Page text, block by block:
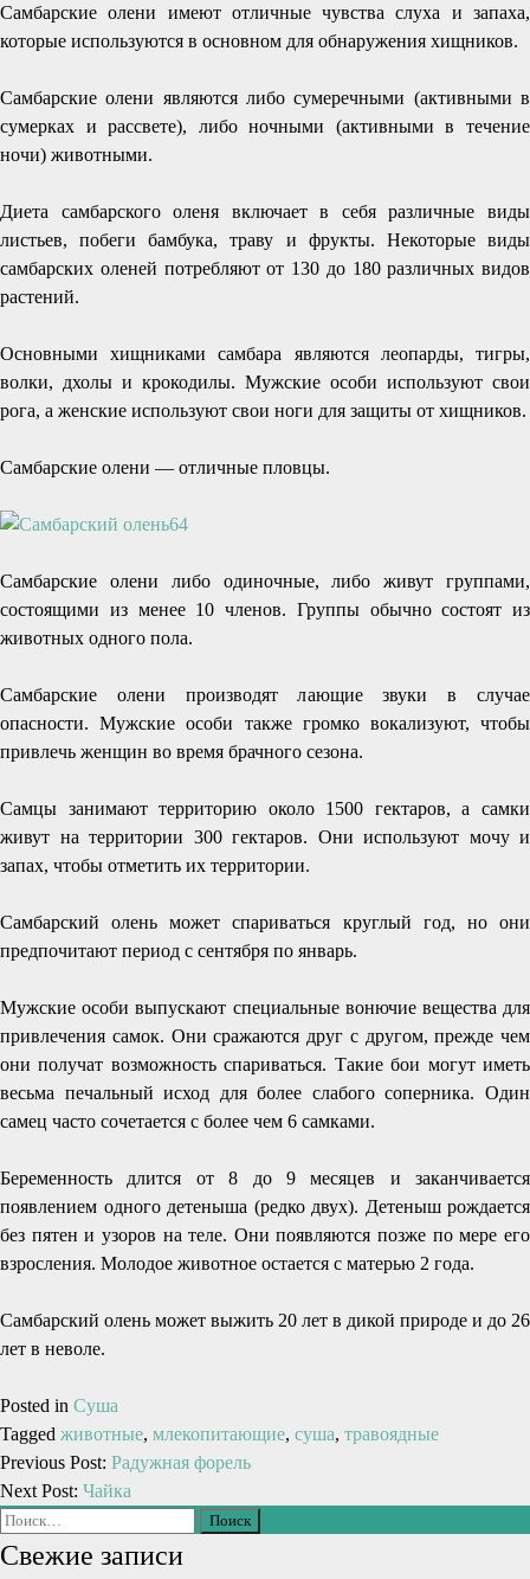
Самбарские олени имеют отличные чувства слуха и запаха,
которые используются в основном для обнаружения хищников.
Самбарские олени являются либо сумеречными (активными в
сумерках и рассвете), либо ночными (активными в течение
ночи) животными.
Диета самбарского оленя включает в себя различные виды
листьев, побеги бамбука, траву и фрукты. Некоторые виды
самбарских оленей потребляют от 130 до 180 различных видов
растений.
Основными хищниками самбара являются леопарды, тигры,
волки, дхолы и крокодилы. Мужские особи используют свои
рога, а женские используют свои ноги для защиты от хищников.
Самбарские олени — отличные пловцы.
Самбарские олени либо одиночные, либо живут группами,
состоящими из менее 10 членов. Группы обычно состоят из
животных одного пола.
Самбарские олени производят лающие звуки в случае
опасности. Мужские особи также громко вокализуют, чтобы
привлечь женщин во время брачного сезона.
Самцы занимают территорию около 1500 гектаров, а самки
живут на территории 300 гектаров. Они используют мочу и
запах, чтобы отметить их территории.
Самбарский олень может спариваться круглый год, но они
предпочитают период с сентября по январь.
Мужские особи выпускают специальные вонючие вещества для
привлечения самок. Они сражаются друг с другом, прежде чем
они получат возможность спариваться. Такие бои могут иметь
весьма печальный исход для более слабого соперника. Один
самец часто сочетается с более чем 6 самками.
Беременность длится от 8 до 9 месяцев и заканчивается
появлением одного детеныша (редко двух). Детеныш рождается
без пятен и узоров на теле. Они появляются позже по мере его
взросления. Молодое животное остается с матерью 2 года.
Самбарский олень может выжить 20 лет в дикой природе и до 26
лет в неволе.
Posted in Суша
Tagged животные, млекопитающие, суша, травоядные
Previous Post: Радужная форель
Next Post: Чайка
Свежие записи